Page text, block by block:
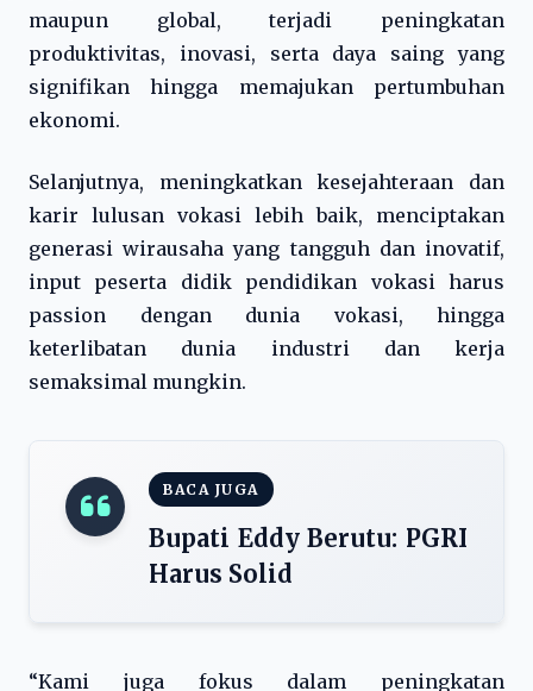
maupun global, terjadi peningkatan
produktivitas, inovasi, serta daya saing yang
signifikan hingga memajukan pertumbuhan
ekonomi.
Selanjutnya, meningkatkan kesejahteraan dan
karir lulusan vokasi lebih baik, menciptakan
generasi wirausaha yang tangguh dan inovatif,
input peserta didik pendidikan vokasi harus
passion dengan dunia vokasi, hingga
keterlibatan dunia industri dan kerja
semaksimal mungkin.
BACA JUGA
Bupati Eddy Berutu: PGRI
Harus Solid
“Kami juga fokus dalam peningkatan